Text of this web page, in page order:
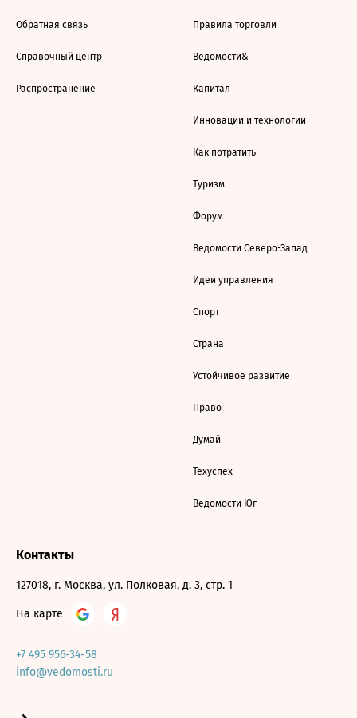
Обратная связь
Справочный центр
Распространение
Правила торговли
Ведомости&
Капитал
Инновации и технологии
Как потратить
Туризм
Форум
Ведомости Северо-Запад
Идеи управления
Спорт
Страна
Устойчивое развитие
Право
Думай
Техуспех
Ведомости Юг
Контакты
127018, г. Москва, ул. Полковая, д. 3, стр. 1
На карте
+7 495 956-34-58
info@vedomosti.ru